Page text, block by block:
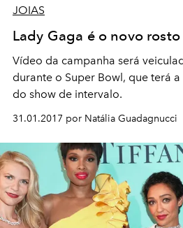
JOIAS
Lady Gaga é o novo
Vídeo da campanha será
durante o Super Bowl, que terá
do show de intervalo.
31.01.2017 por Natália Guadagnucci